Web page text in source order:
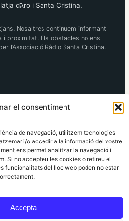
el consentiment
de navegació, utilitzem tecnologies
i/o accedir a la informació del vostre
ens permet analitzar la navegació i
Si no accepteu les cookies o retireu el
funcionalitats del lloc web poden no estar
Accepta
d’Aro i Santa Cristina.
Nosaltres continuem informant
i proximitat. Els obstacles no ens
l’Associació Ràdio Santa Cristina.